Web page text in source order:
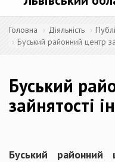
Головна Діяльність
Буський районний центр
Буський
зайнятості
Буський районний